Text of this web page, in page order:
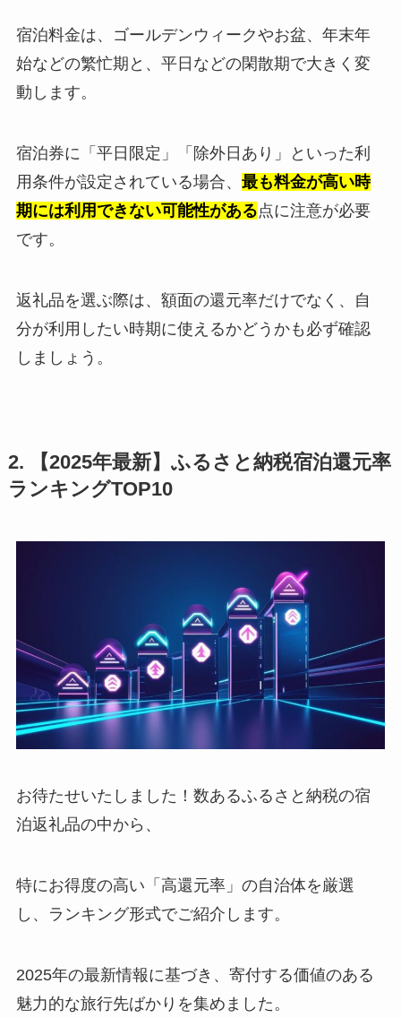
宿泊料金は、ゴールデンウィークやお盆、年末年
始などの繁忙期と、平日などの閑散期で大きく変
動します。
宿泊券に「平日限定」「除外日あり」といった利
用条件が設定されている場合、 最も料金が高い時
期には利用できない可能性がある点に注意が必要
です。
返礼品を選ぶ際は、額面の還元率だけでなく、自
分が利用したい時期に使えるかどうかも必ず確認
しましょう。
2. 【2025年最新】ふるさと納税宿泊還元率
ランキングTOP10
お待たせいたしました！数あるふるさと納税の宿
泊返礼品の中から、
特にお得度の高い「高還元率」の自治体を厳選
し、ランキング形式でご紹介します。
2025年の最新情報に基づき、寄付する価値のある
魅力的な旅行先ばかりを集めました。